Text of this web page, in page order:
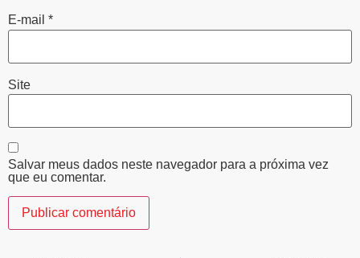
E-mail *
Site
Salvar meus dados neste navegador para a próxima vez
que eu comentar.